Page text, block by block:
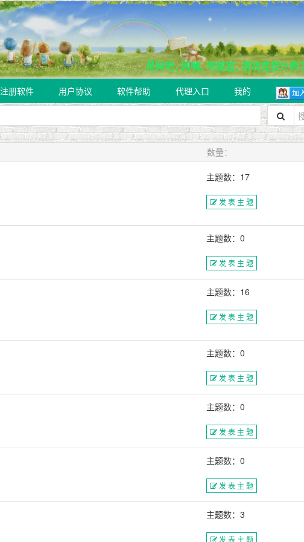
注册软件 用户协议 软件帮助 代理入口 我的
数量：
主题数：17
发 表 主 题
主题数：0
发 表 主 题
主题数：16
发 表 主 题
主题数：0
发 表 主 题
主题数：0
发 表 主 题
主题数：0
发 表 主 题
主题数：3
发 表 主 题